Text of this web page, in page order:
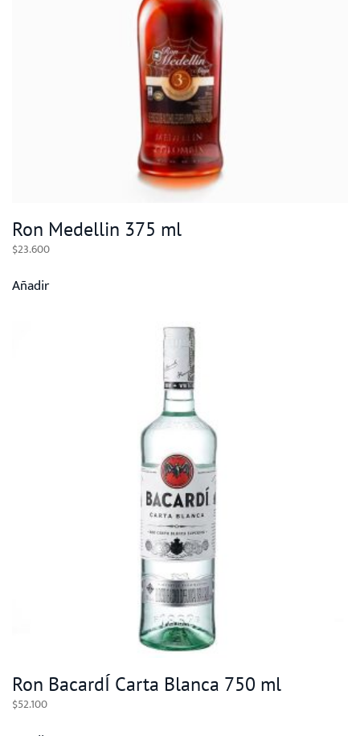
Ron Medellin 375 ml
$23.600
Añadir
Ron BacardÍ Carta Blanca 750 ml
$52.100